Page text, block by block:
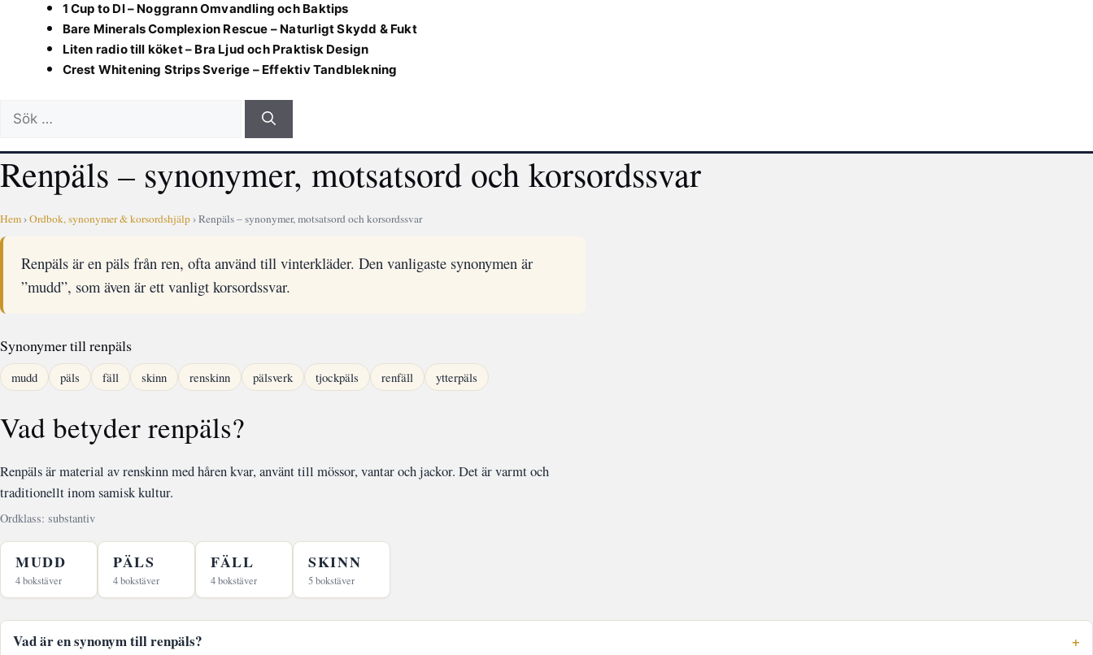
1 Cup to Dl – Noggrann Omvandling och Baktips
Bare Minerals Complexion Rescue – Naturligt Skydd & Fukt
Liten radio till köket – Bra Ljud och Praktisk Design
Crest Whitening Strips Sverige – Effektiv Tandblekning
Sök
efter:
Renpäls – synonymer, motsatsord och korsordssvar
Hem›Ordbok, synonymer & korsordshjälp› Renpäls – synonymer, motsatsord och korsordssvar
Renpäls är en päls från ren, ofta använd till vinterkläder. Den vanligaste synonymen är
”mudd”, som även är ett vanligt korsordssvar.
Synonymer till renpäls
mudd päls fäll skinn renskinn pälsverk tjockpäls renfäll ytterpäls
Vad betyder renpäls?
Renpäls är material av renskinn med håren kvar, använt till mössor, vantar och jackor. Det är varmt och
traditionellt inom samisk kultur.
Ordklass: substantiv
MUDD
4 bokstäver
PÄLS
4 bokstäver
FÄLL
4 bokstäver
SKINN
5 bokstäver
Vad är en synonym till renpäls?